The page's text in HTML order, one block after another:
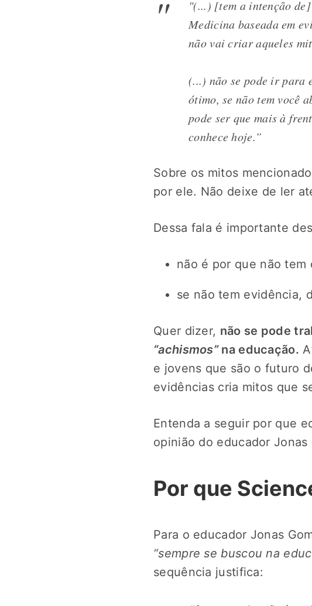
"(...) [tem a intenção
Medicina baseada em
não vai criar aqueles
(...) não se pode ir para
ótimo, se não tem você
pode ser que mais à
conhece hoje.”
Sobre os mitos
por ele. Não deixe de ler
Dessa fala é importante
não é por que não tem
se não tem evidência,
Quer dizer, não se pode
“achismos”na educação.
e jovens que são o futuro
evidências cria mitos que
Entenda a seguir por que
opinião do educador
Por que
Para o educador Jonas
“sempre se buscou na
sequência justifica: